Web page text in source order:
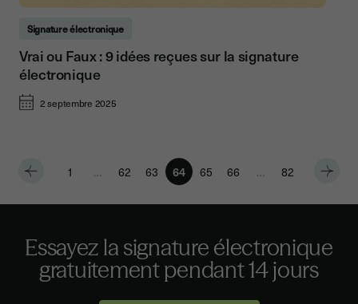
Signature électronique
Vrai ou Faux : 9 idées reçues sur la signature
électronique
2 septembre 2025
1 … 62 63 64 65 66 … 82
Essayez la signature électronique
gratuitement pendant 14 jours